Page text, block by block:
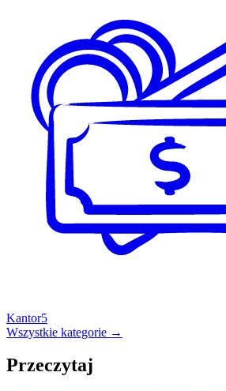
Kantor5
Wszystkie kategorie →
Przeczytaj